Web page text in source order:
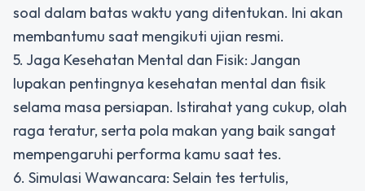
soal dalam batas waktu yang ditentukan. Ini akan
membantumu saat mengikuti ujian resmi.
5. Jaga Kesehatan Mental dan Fisik: Jangan
lupakan pentingnya kesehatan mental dan fisik
selama masa persiapan. Istirahat yang cukup, olah
raga teratur, serta pola makan yang baik sangat
mempengaruhi performa kamu saat tes.
6. Simulasi Wawancara: Selain tes tertulis,